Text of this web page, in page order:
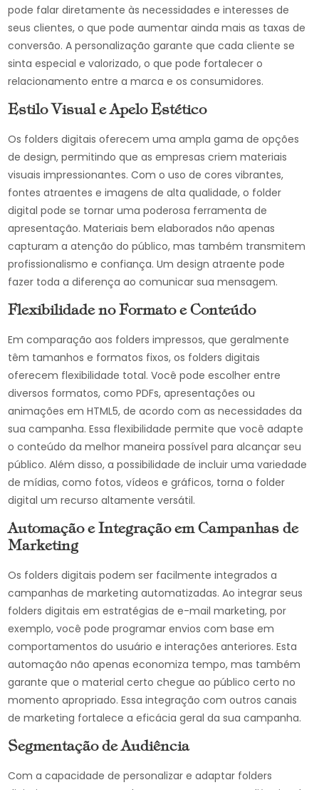
pode falar diretamente às necessidades e interesses de
seus clientes, o que pode aumentar ainda mais as taxas de
conversão. A personalização garante que cada cliente se
sinta especial e valorizado, o que pode fortalecer o
relacionamento entre a marca e os consumidores.
Estilo Visual e Apelo Estético
Os folders digitais oferecem uma ampla gama de opções
de design, permitindo que as empresas criem materiais
visuais impressionantes. Com o uso de cores vibrantes,
fontes atraentes e imagens de alta qualidade, o folder
digital pode se tornar uma poderosa ferramenta de
apresentação. Materiais bem elaborados não apenas
capturam a atenção do público, mas também transmitem
profissionalismo e confiança. Um design atraente pode
fazer toda a diferença ao comunicar sua mensagem.
Flexibilidade no Formato e Conteúdo
Em comparação aos folders impressos, que geralmente
têm tamanhos e formatos fixos, os folders digitais
oferecem flexibilidade total. Você pode escolher entre
diversos formatos, como PDFs, apresentações ou
animações em HTML5, de acordo com as necessidades da
sua campanha. Essa flexibilidade permite que você adapte
o conteúdo da melhor maneira possível para alcançar seu
público. Além disso, a possibilidade de incluir uma variedade
de mídias, como fotos, vídeos e gráficos, torna o folder
digital um recurso altamente versátil.
Automação e Integração em Campanhas de
Marketing
Os folders digitais podem ser facilmente integrados a
campanhas de marketing automatizadas. Ao integrar seus
folders digitais em estratégias de e-mail marketing, por
exemplo, você pode programar envios com base em
comportamentos do usuário e interações anteriores. Esta
automação não apenas economiza tempo, mas também
garante que o material certo chegue ao público certo no
momento apropriado. Essa integração com outros canais
de marketing fortalece a eficácia geral da sua campanha.
Segmentação de Audiência
Com a capacidade de personalizar e adaptar folders